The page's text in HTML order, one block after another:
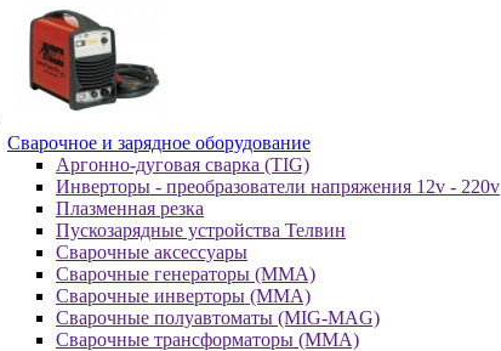
Cвapoчнoe и зарядное оборудование
Аргонно-дуговая сварка (TIG)
Инверторы - преобразователи напряжения 12v - 220v
Плазменная резка
Пускозарядные устройства Телвин
Сварочные аксессуары
Сварочные генераторы (MMA)
Сварочные инверторы (MMA)
Сварочные полуавтоматы (MIG-MAG)
Сварочные трансформаторы (MMA)